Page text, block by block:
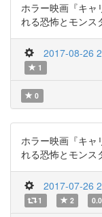
ホラー映画『キャ
れる恐怖とモンス
2017-08-26
1
0
ホラー映画『キャ
れる恐怖とモンス
2017-07-26
1 2